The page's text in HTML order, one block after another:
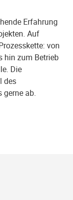
Erfahrung
Auf
von
hin zum Betrieb
Die
des
ab.